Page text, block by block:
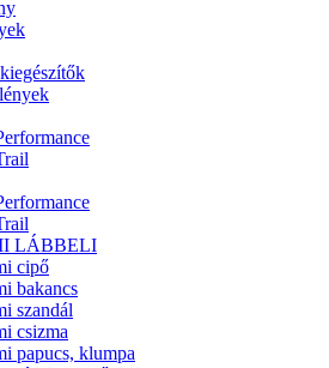
LÁBBELI
cipő
bakancs
szandál
csizma
papucs, klumpa